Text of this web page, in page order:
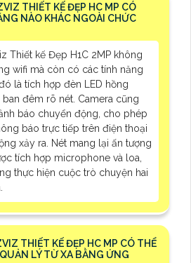
THIẾT KẾ ĐẸP HC MP CÓ
NÀO KHÁC NGOÀI CHỨC
Thiết kế Đẹp H1C 2MP không
wifi mà còn có các tính năng
là tích hợp đèn LED hồng
đêm rõ nét. Camera cũng
báo chuyển động, cho phép
báo trực tiếp trên điện thoại
xảy ra. Nét mang lại ấn tượng
tích hợp microphone và loa,
thực hiện cuộc trò chuyện hai
THIẾT KẾ ĐẸP HC MP CÓ THỂ
LÝ TỪ XA BẰNG ỨNG